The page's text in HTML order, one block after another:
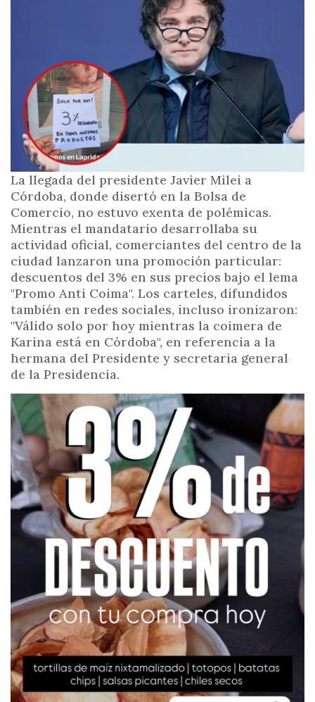
r
i
n
c
i
p
La llegada del presidente Javier Milei a
Córdoba, donde disertó en la Bolsa de
Comercio, no estuvo exenta de polémicas.
Mientras el mandatario desarrollaba su
actividad oficial, comerciantes del centro de la
ciudad lanzaron una promoción particular:
descuentos del 3% en sus precios bajo el lema
"Promo Anti Coima". Los carteles, difundidos
también en redes sociales, incluso ironizaron:
"Válido solo por hoy mientras la coimera de
Karina está en Córdoba", en referencia a la
hermana del Presidente y secretaria general
de la Presidencia.